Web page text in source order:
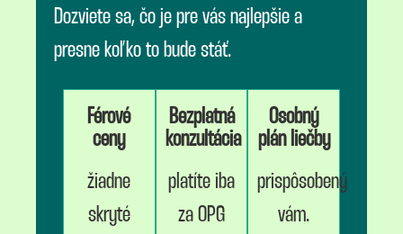
Dozviete sa, čo je pre vás najlepšie a
presne koľko to bude stáť.
Férové
ceny
žiadne
skryté
Bezplatná
konzultácia
platíte iba
za OPG
Osobný
plán liečby
prispôsobený
vám.